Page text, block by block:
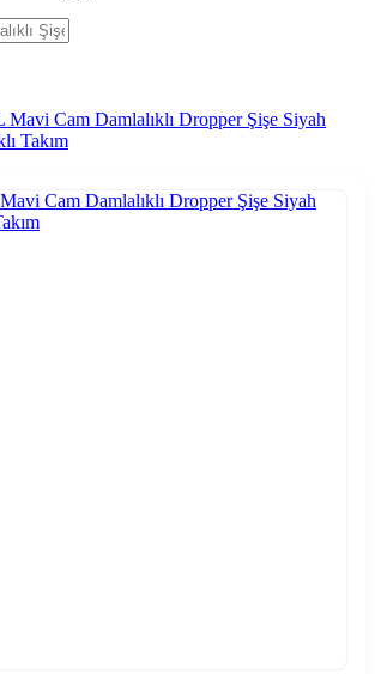
Mavi Cam Damlalıklı Dropper Şişe Siyah
Takım